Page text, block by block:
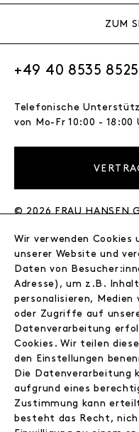
ZUM
+49 40 8535 8525
Telefonische
von Mo-Fr 10:00 - 18:00
© 2026 FRAU HANSEN
FRAU HANSEN
Store
Journal
Wir
Jobs
Wholesale
Instagram
Kontakt
INFORMATIONEN
Wir verwenden Cookies
unserer Website und
Daten von
Adresse), um z.B.
personalisieren,
oder Zugriffe auf
Datenverarbeitung
Cookies. Wir teilen
den Einstellungen
Die Datenverarbeitung
aufgrund eines
Zustimmung kann
besteht das Recht,